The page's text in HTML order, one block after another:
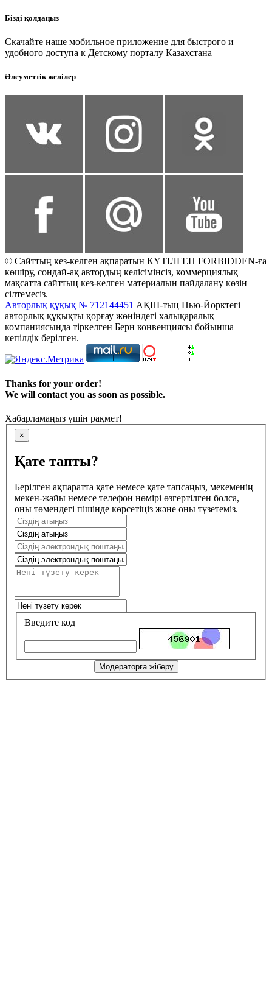
Бізді қолдаңыз
Скачайте наше мобильное приложение для быстрого и
удобного доступа к Детскому порталу Казахстана
Әлеуметтік желілер
© Сайттың кез-келген ақпаратын КҮТІЛГЕН FORBIDDEN-ға
көшіру, сондай-ақ автордың келісімінсіз, коммерциялық
мақсатта сайттың кез-келген материалын пайдалану көзін
сілтемесіз.
Авторлық құқық № 712144451 АҚШ-тың Нью-Йорктегі
авторлық құқықты қорғау жөніндегі халықаралық
компаниясында тіркелген Берн конвенциясы бойынша
кепілдік берілген.
Thanks for your order!
We will contact you as soon as possible.
Хабарламаңыз үшін рақмет!
×
Қате тапты?
Берілген ақпаратта қате немесе қате тапсаңыз, мекеменің
мекен-жайы немесе телефон нөмірі өзгертілген болса,
оны төмендегі пішінде көрсетіңіз және оны түзетеміз.
Введите код
Модераторға жіберу